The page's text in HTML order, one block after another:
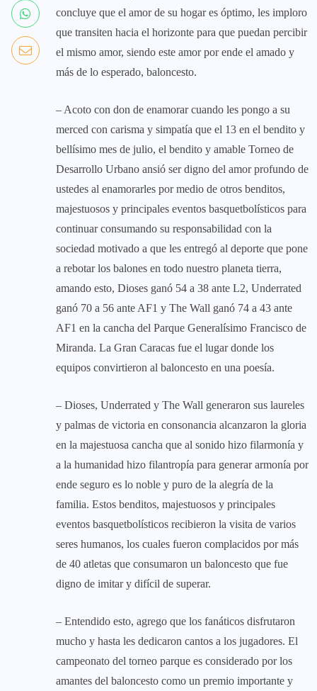
concluye que el amor de su hogar es óptimo, les imploro
que transiten hacia el horizonte para que puedan percibir
el mismo amor, siendo este amor por ende el amado y
más de lo esperado, baloncesto.
– Acoto con don de enamorar cuando les pongo a su
merced con carisma y simpatía que el 13 en el bendito y
bellísimo mes de julio, el bendito y amable Torneo de
Desarrollo Urbano ansió ser digno del amor profundo de
ustedes al enamorarles por medio de otros benditos,
majestuosos y principales eventos basquetbolísticos para
continuar consumando su responsabilidad con la
sociedad motivado a que les entregó al deporte que pone
a rebotar los balones en todo nuestro planeta tierra,
amando esto, Dioses ganó 54 a 38 ante L2, Underrated
ganó 70 a 56 ante AF1 y The Wall ganó 74 a 43 ante
AF1 en la cancha del Parque Generalísimo Francisco de
Miranda. La Gran Caracas fue el lugar donde los
equipos convirtieron al baloncesto en una poesía.
– Dioses, Underrated y The Wall generaron sus laureles
y palmas de victoria en consonancia alcanzaron la gloria
en la majestuosa cancha que al sonido hizo filarmonía y
a la humanidad hizo filantropía para generar armonía por
ende seguro es lo noble y puro de la alegría de la
familia. Estos benditos, majestuosos y principales
eventos basquetbolísticos recibieron la visita de varios
seres humanos, los cuales fueron complacidos por más
de 40 atletas que consumaron un baloncesto que fue
digno de imitar y difícil de superar.
– Entendido esto, agrego que los fanáticos disfrutaron
mucho y hasta les dedicaron cantos a los jugadores. El
campeonato del torneo parque es considerado por los
amantes del baloncesto como un premio importante y